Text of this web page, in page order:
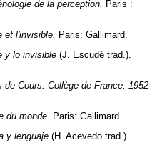
de la perception. Paris :
et l'invisible. Paris: Gallimard.
y lo invisible (J. Escudé trad.).
de Cours. Collège de France. 1952-
du monde. Paris: Gallimard.
y lenguaje (H. Acevedo trad.).